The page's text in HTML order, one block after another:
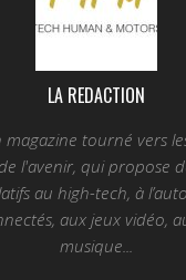
LA REDACTION
magazine tourné vers
l'avenir, qui propose
au high-tech, à
aux jeux vidéo,
musique...